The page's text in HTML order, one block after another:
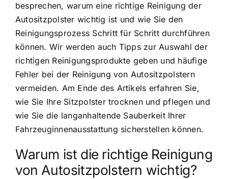
besprechen, warum eine richtige Reinigung der
Autositzpolster wichtig ist und wie Sie den
Reinigungsprozess Schritt für Schritt durchführen
können. Wir werden auch Tipps zur Auswahl der
richtigen Reinigungsprodukte geben und häufige
Fehler bei der Reinigung von Autositzpolstern
vermeiden. Am Ende des Artikels erfahren Sie,
wie Sie Ihre Sitzpolster trocknen und pflegen und
wie Sie die langanhaltende Sauberkeit Ihrer
Fahrzeuginnenausstattung sicherstellen können.
Warum ist die richtige Reinigung
von Autositzpolstern wichtig?